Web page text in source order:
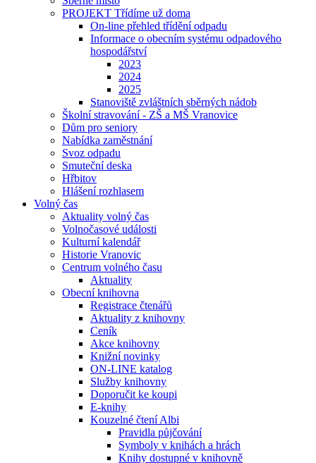
PROJEKT Třídíme už doma
On-line přehled třídění odpadu
Informace o obecním systému odpadového
hospodářství
2023
2024
2025
Stanoviště zvláštních sběrných nádob
Školní stravování - ZŠ a MŠ Vranovice
Dům pro seniory
Nabídka zaměstnání
Svoz odpadu
Smuteční deska
Hřbitov
Hlášení rozhlasem
Volný čas
Aktuality volný čas
Volnočasové události
Kulturní kalendář
Historie Vranovic
Centrum volného času
Aktuality
Obecní knihovna
Registrace čtenářů
Aktuality z knihovny
Ceník
Akce knihovny
Knižní novinky
ON-LINE katalog
Služby knihovny
Doporučit ke koupi
E-knihy
Kouzelné čtení Albi
Pravidla půjčování
Symboly v knihách a hrách
Knihy dostupné v knihovně